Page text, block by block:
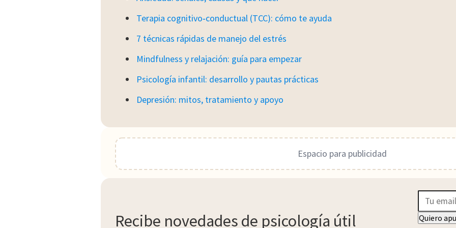
Terapia cognitivo‑conductual (TCC): cómo te ayuda
7 técnicas rápidas de manejo del estrés
Mindfulness y relajación: guía para empezar
Psicología infantil: desarrollo y pautas prácticas
Depresión: mitos, tratamiento y apoyo
Espacio para publicidad
Recibe novedades de psicología útil
e
m
Quiero